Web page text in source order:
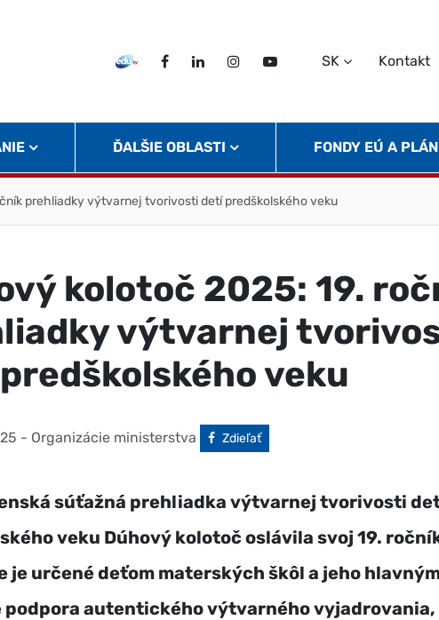
EDU TVFacebookLinkedInInstagram
Twitter
SK Kontakt
ĎALŠIE OBLASTI FONDY EÚ A
prehliadky výtvarnej tvorivosti detí predškolského veku
kolotoč 2025: 19.
výtvarnej
veku
- Organizácie ministerstva Facebook
Zdieľať
súťažná prehliadka výtvarnej tvorivosti
veku Dúhový kolotoč oslávila svoj 19.
je určené deťom materských škôl a jeho
podpora autentického výtvarného vyjadrovania,